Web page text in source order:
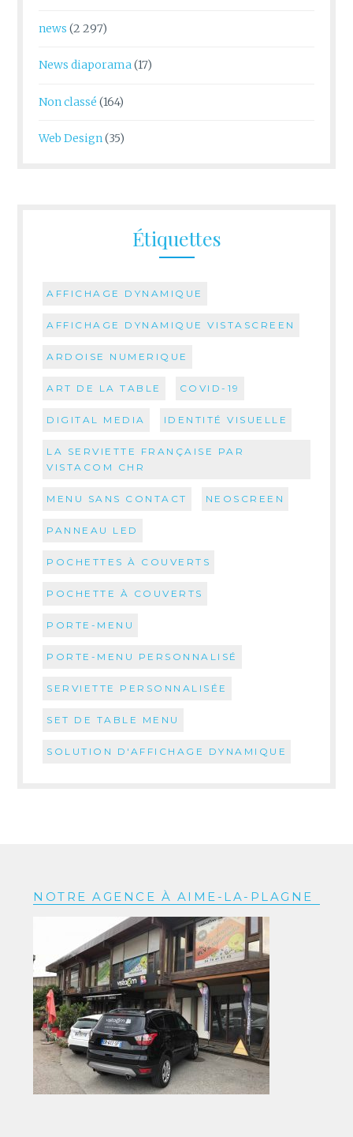
news (2 297)
News diaporama(17)
Non classé (164)
Web Design(35)
Étiquettes
AFFICHAGE DYNAMIQUE
AFFICHAGE DYNAMIQUE VISTASCREEN
ARDOISE NUMERIQUE
ART DE LA TABLE COVID-19
DIGITAL MEDIA IDENTITÉ VISUELLE
LA SERVIETTE FRANÇAISE PAR
VISTACOM CHR
MENU SANS CONTACT NEOSCREEN
PANNEAU LED
POCHETTES À COUVERTS
POCHETTE À COUVERTS
PORTE-MENU
PORTE-MENU PERSONNALISÉ
SERVIETTE PERSONNALISÉE
SET DE TABLE MENU
SOLUTION D'AFFICHAGE DYNAMIQUE
NOTRE AGENCE À AIME-LA-PLAGNE